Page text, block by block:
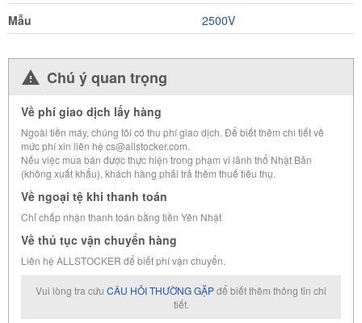
Mẫu
2500V
Chú ý quan trọng
Về phí giao dịch lấy hàng
Ngoài tiền máy, chúng tôi có thu phí giao dịch. Để biết thêm chi tiết về
mức phí xin liên hệ cs@allstocker.com.
Nếu việc mua bán được thực hiện trong phạm vi lãnh thổ Nhật Bản
(không xuất khẩu), khách hàng phải trả thêm thuế tiêu thụ.
Về ngoại tệ khi thanh toán
Chỉ chấp nhận thanh toán bằng tiền Yên Nhật
Về thủ tục vận chuyển hàng
Liên hệ ALLSTOCKER để biết phí vận chuyển.
Vui lòng tra cứu CÂU HỎI THƯỜNG GẶPđể biết thêm thông tin chi
tiết.